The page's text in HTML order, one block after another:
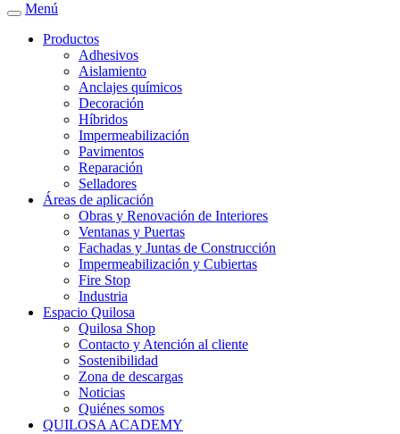
Menú
Productos
Adhesivos
Aislamiento
Anclajes químicos
Decoración
Híbridos
Impermeabilización
Pavimentos
Reparación
Selladores
Áreas de aplicación
Obras y Renovación de Interiores
Ventanas y Puertas
Fachadas y Juntas de Construcción
Impermeabilización y Cubiertas
Fire Stop
Industria
Espacio Quilosa
Quilosa Shop
Contacto y Atención al cliente
Sostenibilidad
Zona de descargas
Noticias
Quiénes somos
QUILOSA ACADEMY